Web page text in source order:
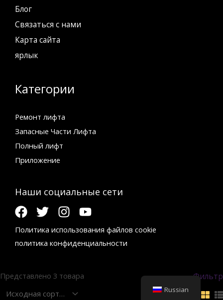
Представлено 3 товара Фильтр
Блог
Связаться с нами
Карта сайта
ярлык
Категории
Ремонт лифта
Запасные Части Лифта
Полный лифт
Приложение
Наши социальные сети
Политика использования файлов cookie
политика конфиденциальности
Russian